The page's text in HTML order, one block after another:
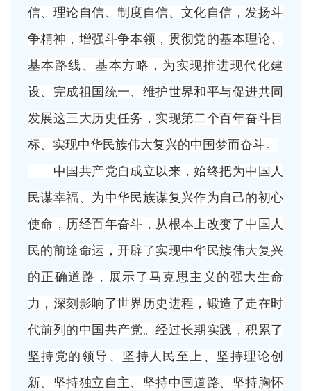
信、理论自信、制度自信、文化自信，发扬斗
争精神，增强斗争本领，贯彻党的基本理论、
基本路线、基本方略，为实现推进现代化建
设、完成祖国统一、维护世界和平与促进共同
发展这三大历史任务，实现第二个百年奋斗目
标、实现中华民族伟大复兴的中国梦而奋斗。
中国共产党自成立以来，始终把为中国人
民谋幸福、为中华民族谋复兴作为自己的初心
使命，历经百年奋斗，从根本上改变了中国人
民的前途命运，开辟了实现中华民族伟大复兴
的正确道路，展示了马克思主义的强大生命
力，深刻影响了世界历史进程，锻造了走在时
代前列的中国共产党。经过长期实践，积累了
坚持党的领导、坚持人民至上、坚持理论创
新、坚持独立自主、坚持中国道路、坚持胸怀